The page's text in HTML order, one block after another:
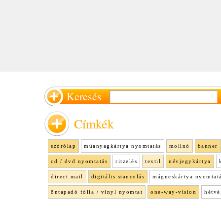
Keresés
Címkék
szórólap műanyagkártya nyomtatás molinó banner
cd / dvd nyomtatás ritzelés textil névjegykártya
direct mail digitális stancolás mágneskártya
öntapadó fólia / vinyl nyomtat one-way-vision